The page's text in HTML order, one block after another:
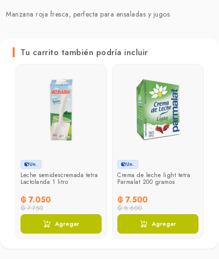
Manzana roja fresca, perfecta para ensaladas y jugos.
Tu carrito también podría incluir
Un.
Leche semidescremada tetra
Lactolanda 1 litro
₲ 7.050
₲ 7.750
Agregar
Un.
Crema de leche light tetra
Parmalat 200 gramos
₲ 7.500
₲ 8.600
Agregar